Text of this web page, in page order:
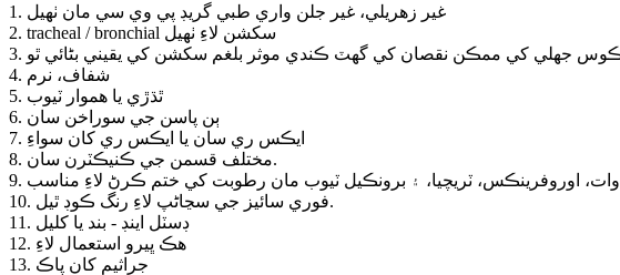
1. غير زهريلي، غير جلن واري طبي گريڊ پي وي سي مان ٺهيل
2. tracheal / bronchial سکشن لاءِ ٺهيل
4. شفاف، نرم
5. ٿڌڙي يا هموار ٽيوب
6. ٻن پاسن جي سوراخن سان
7. ايڪس ري سان يا ايڪس ري کان سواءِ
8. مختلف قسمن جي ڪنيڪٽرن سان.
9. وات، اوروفرينڪس، ٽريچيا، ۽ برونڪيل ٽيوب مان رطوبت کي ختم ڪرڻ لاءِ مناسب
10. فوري سائيز جي سڃاڻپ لاءِ رنگ ڪوڊ ٿيل.
11. ڊسٽل اينڊ - بند يا کليل
12. هڪ ڀيرو استعمال لاءِ
13. جراثيم کان پاڪ